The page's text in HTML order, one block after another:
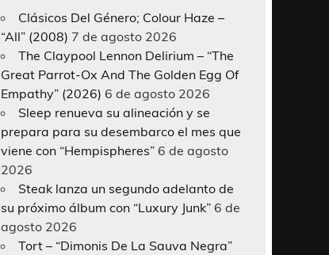
Clásicos Del Género; Colour Haze –
“All” (2008) 7 de agosto 2026
The Claypool Lennon Delirium – “The
Great Parrot-Ox And The Golden Egg Of
Empathy” (2026) 6 de agosto 2026
Sleep renueva su alineación y se
prepara para su desembarco el mes que
viene con “Hempispheres” 6 de agosto
2026
Steak lanza un segundo adelanto de
su próximo álbum con “Luxury Junk” 6 de
agosto 2026
Tort – “Dimonis De La Sauva Negra”